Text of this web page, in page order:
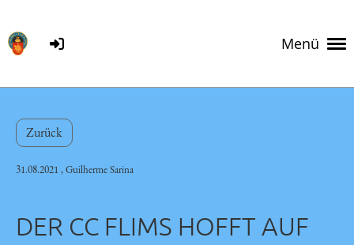
Menü
Zurück
31.08.2021 , Guilherme Sarina
DER CC FLIMS HOFFT AUF